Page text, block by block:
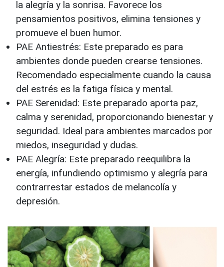
la alegría y la sonrisa. Favorece los
pensamientos positivos, elimina tensiones y
promueve el buen humor.
PAE Antiestrés: Este preparado es para
ambientes donde pueden crearse tensiones.
Recomendado especialmente cuando la causa
del estrés es la fatiga física y mental.
PAE Serenidad: Este preparado aporta paz,
calma y serenidad, proporcionando bienestar y
seguridad. Ideal para ambientes marcados por
miedos, inseguridad y dudas.
PAE Alegría: Este preparado reequilibra la
energía, infundiendo optimismo y alegría para
contrarrestar estados de melancolía y
depresión.